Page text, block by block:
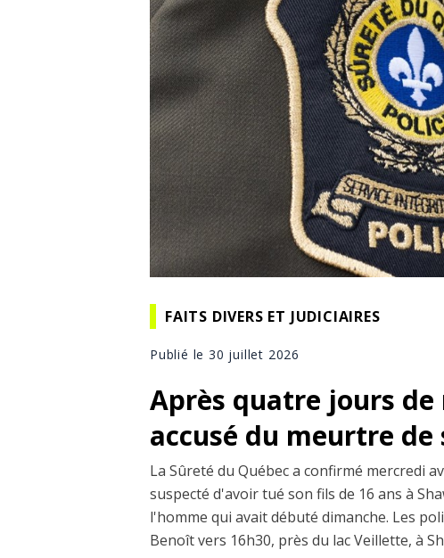
FAITS DIVERS ET JUDICIAIRES
Publié le 30 juillet 2026
Après quatre jours
accusé du meurtre
La Sûreté du Québec a confirmé mercredi
suspecté d'avoir tué son fils de 16 ans à
l'homme qui avait débuté dimanche. Les
Benoît vers 16h30, près du lac Veillette, à